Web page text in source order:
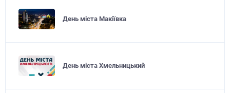
День міста Макіївка
День міста Хмельницький